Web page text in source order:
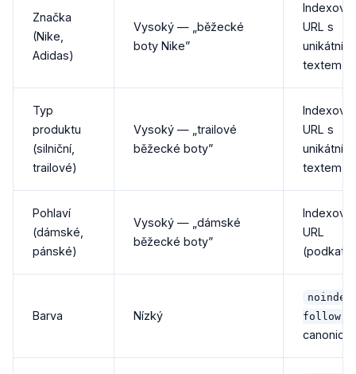
Značka
(Nike,
Adidas)
Vysoký — „běžecké
boty Nike”
URL s
unikátním
textem
Typ
produktu
(silniční,
trailové)
Vysoký — „trailové
běžecké boty”
URL s
unikátním
textem
Pohlaví
(dámské,
pánské)
Vysoký — „dámské
běžecké boty”
URL
Barva Nízký
follow
canonical